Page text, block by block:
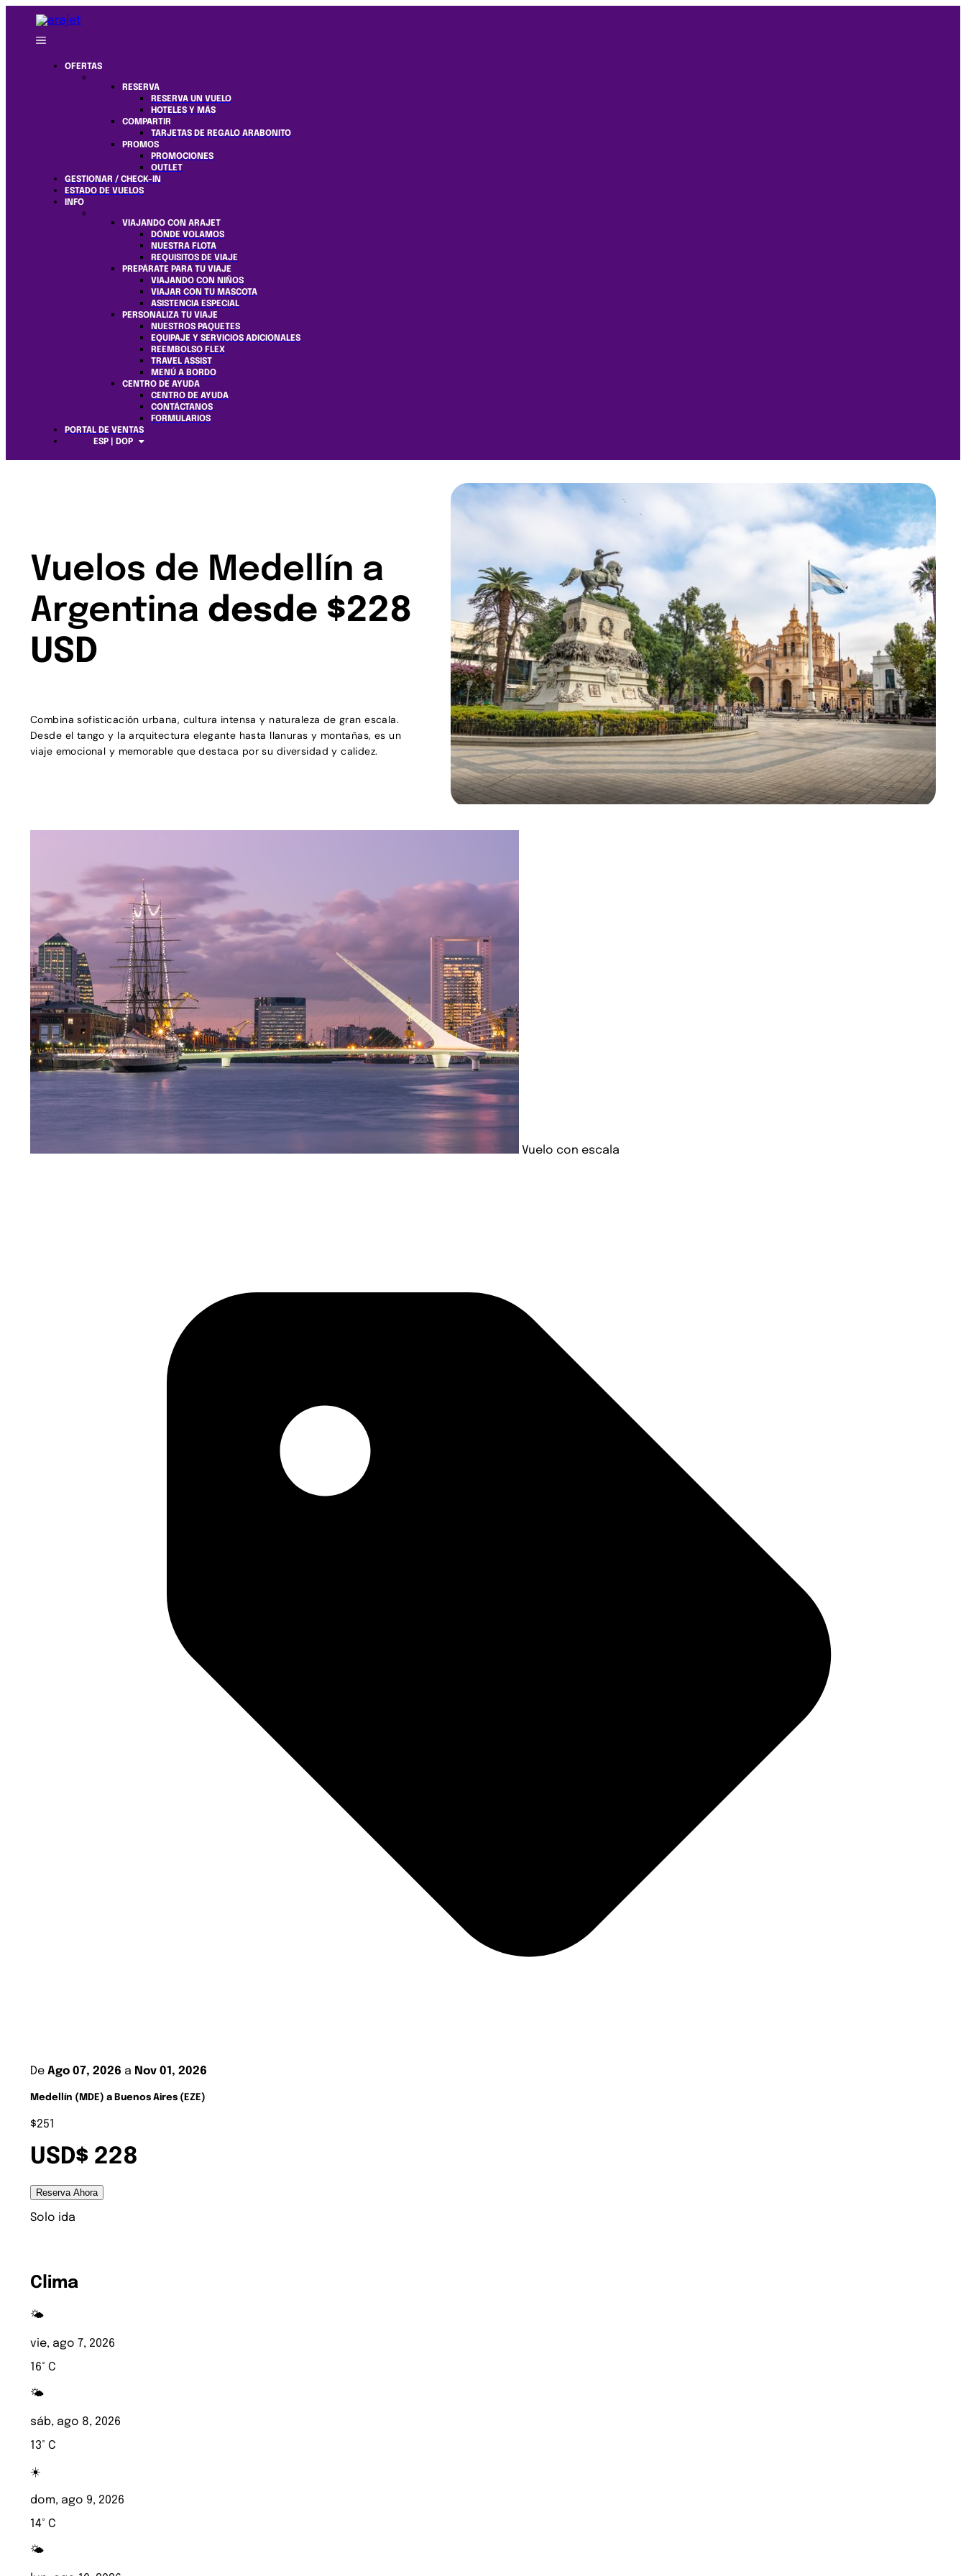
OFERTAS
RESERVA
RESERVA UN VUELO
HOTELES Y MÁS
COMPARTIR
TARJETAS DE REGALO ARABONITO
PROMOS
PROMOCIONES
OUTLET
GESTIONAR / CHECK-IN
ESTADO DE VUELOS
INFO
VIAJANDO CON ARAJET
DÓNDE VOLAMOS
NUESTRA FLOTA
REQUISITOS DE VIAJE
PREPÁRATE PARA TU VIAJE
VIAJANDO CON NIÑOS
VIAJAR CON TU MASCOTA
ASISTENCIA ESPECIAL
PERSONALIZA TU VIAJE
NUESTROS PAQUETES
EQUIPAJE Y SERVICIOS ADICIONALES
REEMBOLSO FLEX
TRAVEL ASSIST
MENÚ A BORDO
CENTRO DE AYUDA
CENTRO DE AYUDA
CONTÁCTANOS
FORMULARIOS
PORTAL DE VENTAS
ESP | DOP
Vuelos de Medellín a
Argentina desde $228
USD
Combina sofisticación urbana, cultura intensa y naturaleza de gran escala.
Desde el tango y la arquitectura elegante hasta llanuras y montañas, es un
viaje emocional y memorable que destaca por su diversidad y calidez.
Vuelo con escala
De Ago 07, 2026 a Nov 01, 2026
Medellín (MDE) a Buenos Aires (EZE)
$251
USD$ 228
Reserva Ahora
Solo ida
Clima
🌤️
vie, ago 7, 2026
16° C
🌤️
sáb, ago 8, 2026
13° C
☀️
dom, ago 9, 2026
14° C
🌤️